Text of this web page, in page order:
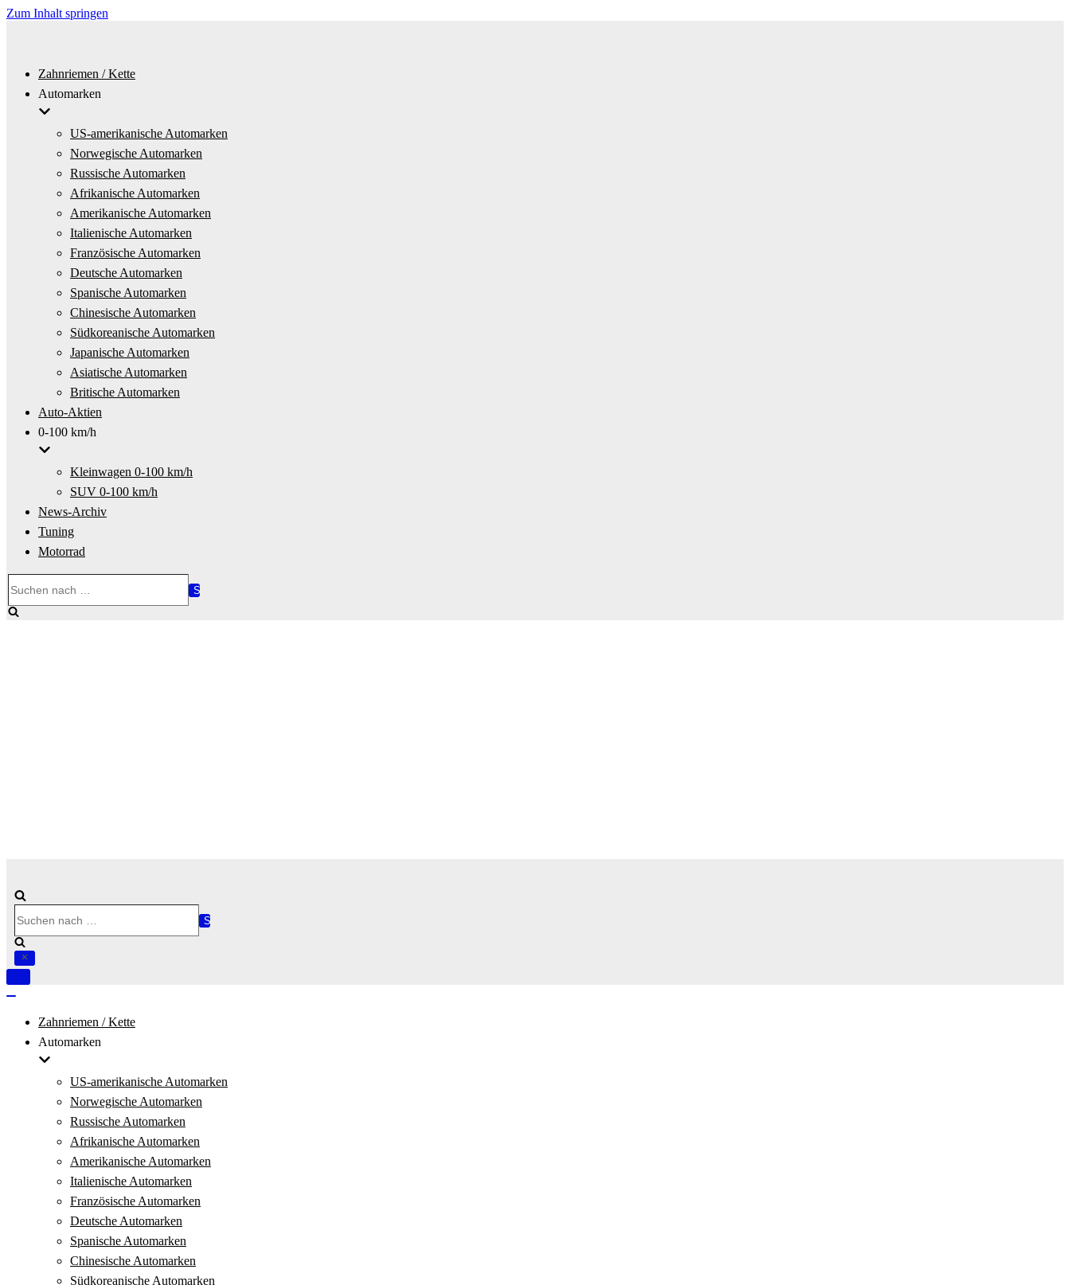
Zum Inhalt springen
Zahnriemen / Kette
Automarken
US-amerikanische Automarken
Norwegische Automarken
Russische Automarken
Afrikanische Automarken
Amerikanische Automarken
Italienische Automarken
Französische Automarken
Deutsche Automarken
Spanische Automarken
Chinesische Automarken
Südkoreanische Automarken
Japanische Automarken
Asiatische Automarken
Britische Automarken
Auto-Aktien
0-100 km/h
Kleinwagen 0-100 km/h
SUV 0-100 km/h
News-Archiv
Tuning
Motorrad
nach …
nach …
Navigation
Zahnriemen / Kette
Automarken
US-amerikanische Automarken
Norwegische Automarken
Russische Automarken
Afrikanische Automarken
Amerikanische Automarken
Italienische Automarken
Französische Automarken
Deutsche Automarken
Spanische Automarken
Chinesische Automarken
Südkoreanische Automarken